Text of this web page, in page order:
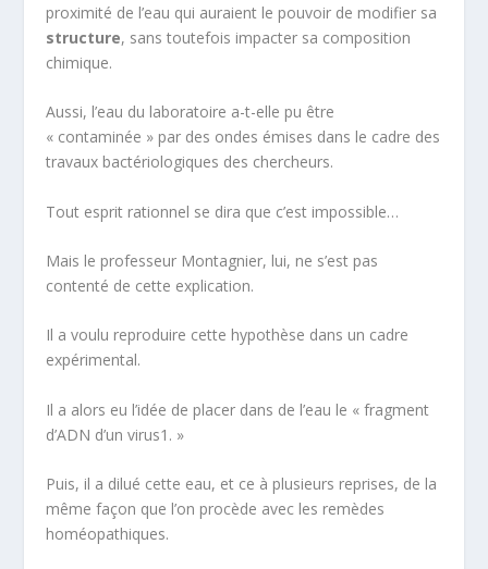
proximité de l’eau qui auraient le pouvoir de modifier sa
structure, sans toutefois impacter sa composition
chimique.
Aussi, l’eau du laboratoire a-t-elle pu être
« contaminée » par des ondes émises dans le cadre des
travaux bactériologiques des chercheurs.
Tout esprit rationnel se dira que c’est impossible…
Mais le professeur Montagnier, lui, ne s’est pas
contenté de cette explication.
Il a voulu reproduire cette hypothèse dans un cadre
expérimental.
Il a alors eu l’idée de placer dans de l’eau le « fragment
d’ADN d’un virus1 . »
Puis, il a dilué cette eau, et ce à plusieurs reprises, de la
même façon que l’on procède avec les remèdes
homéopathiques.